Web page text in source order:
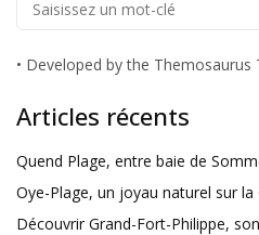
• Developed by the Themosaurus
Articles récents
Quend Plage, entre baie de
Oye-Plage, un joyau naturel sur la
Découvrir Grand-Fort-Philippe,